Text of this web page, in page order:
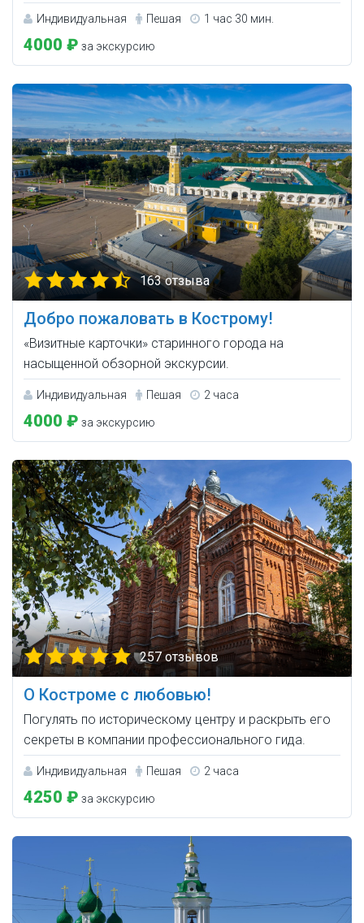
Индивидуальная Пешая 1 час 30 мин.
4000 ₽ за экскурсию
163 отзыва
Добро пожаловать в Кострому!
«Визитные карточки» старинного города на
насыщенной обзорной экскурсии.
Индивидуальная Пешая 2 часа
4000 ₽ за экскурсию
257 отзывов
О Костроме с любовью!
Погулять по историческому центру и раскрыть его
секреты в компании профессионального гида.
Индивидуальная Пешая 2 часа
4250 ₽ за экскурсию